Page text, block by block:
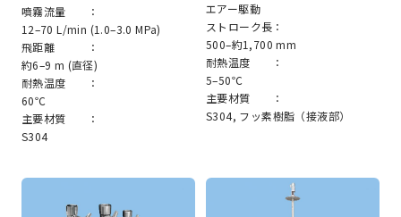
噴霧流量 ：
12–70 L/min (1.0–3.0 MPa)
飛距離 ：
約6–9 m (直径)
耐熱温度 ：
60℃
主要材質 ：
S304
エアー駆動
ストローク長：
500–約1,700 mm
耐熱温度 ：
5–50℃
主要材質 ：
S304, フッ素樹脂（接液部）